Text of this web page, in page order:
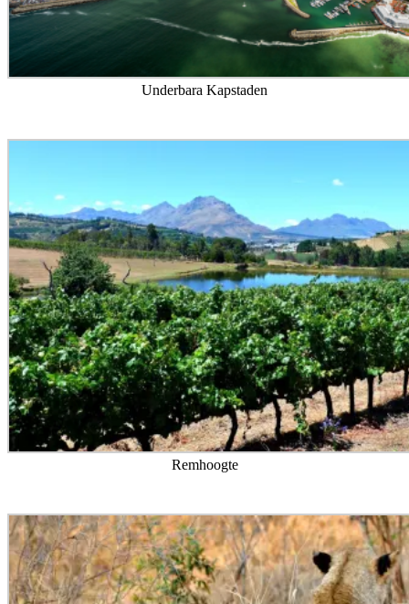
Underbara Kapstaden
Remhoogte